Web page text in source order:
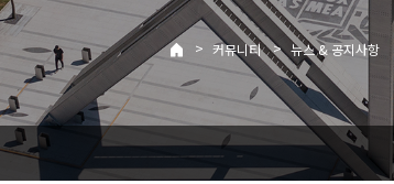
> 커뮤니티 > 뉴스 & 공지사항